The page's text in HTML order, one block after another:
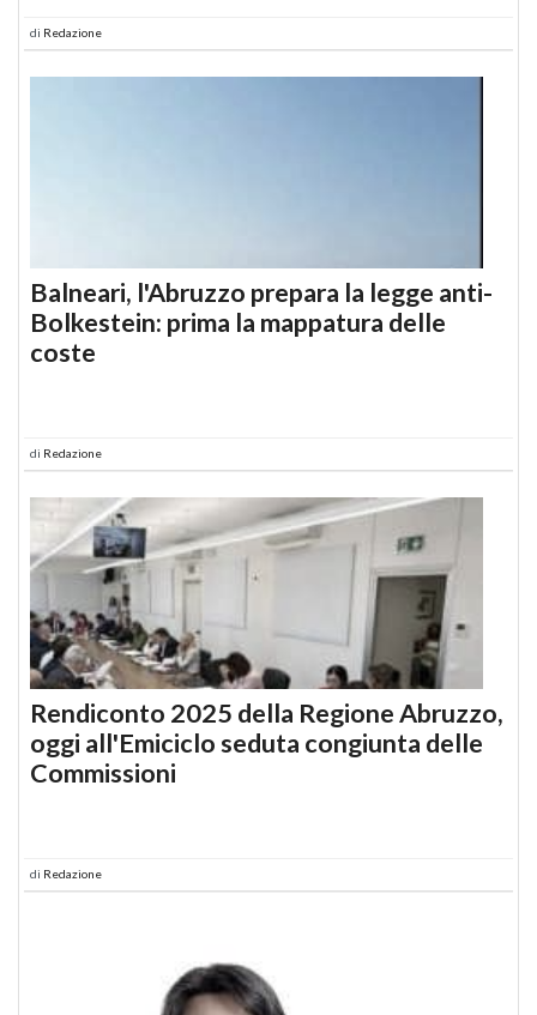
di Redazione
Balneari, l'Abruzzo prepara la legge anti-
Bolkestein: prima la mappatura delle
coste
di Redazione
Rendiconto 2025 della Regione Abruzzo,
oggi all'Emiciclo seduta congiunta delle
Commissioni
di Redazione